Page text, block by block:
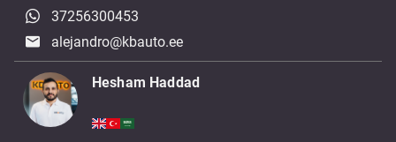
37256300453
alejandro@kbauto.ee
Hesham Haddad